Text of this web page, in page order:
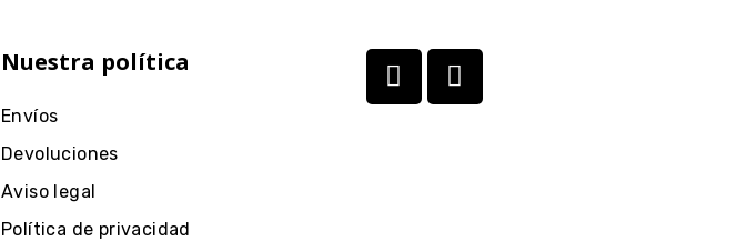
Nuestra política
Envíos
Devoluciones
Aviso legal
Política de privacidad